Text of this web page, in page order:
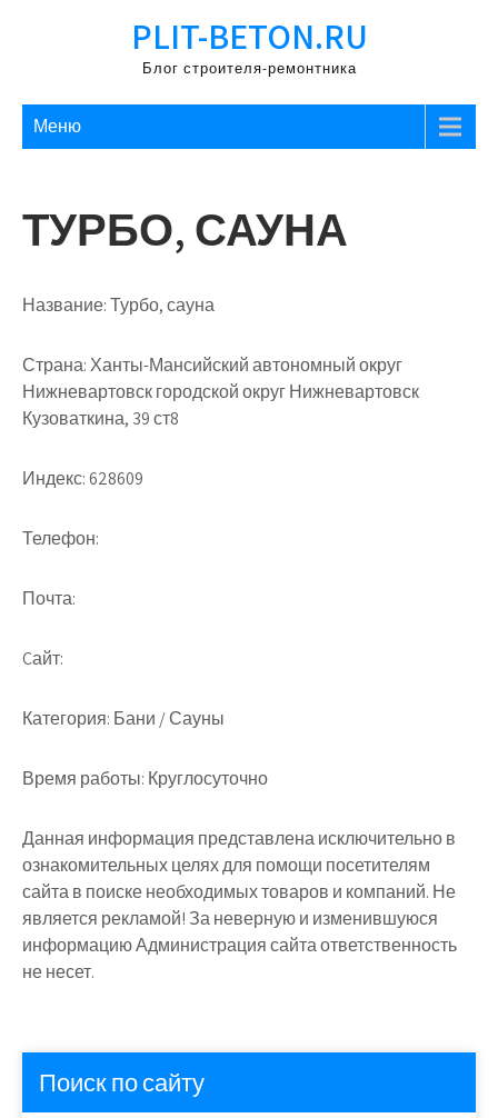
PLIT-BETON.RU
Блог строителя-ремонтника
Меню
ТУРБО, САУНА
Название:Турбо, сауна
Страна:Ханты-Мансийский автономный округ
Нижневартовск городской округ Нижневартовск
Кузоваткина, 39 ст8
Индекс:628609
Телефон:
Почта:
Cайт:
Категория: Бани / Сауны
Время работы: Круглосуточно
Данная информация представлена исключительно в
ознакомительных целях для помощи посетителям
сайта в поиске необходимых товаров и компаний. Не
является рекламой! За неверную и изменившуюся
информацию Администрация сайта ответственность
не несет.
Поиск по сайту